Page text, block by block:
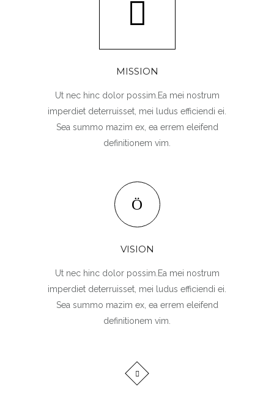
MISSION
Ut nec hinc dolor possim.Ea mei nostrum
imperdiet deterruisset, mei ludus efficiendi ei.
Sea summo mazim ex, ea errem eleifend
definitionem vim.
VISION
Ut nec hinc dolor possim.Ea mei nostrum
imperdiet deterruisset, mei ludus efficiendi ei.
Sea summo mazim ex, ea errem eleifend
definitionem vim.